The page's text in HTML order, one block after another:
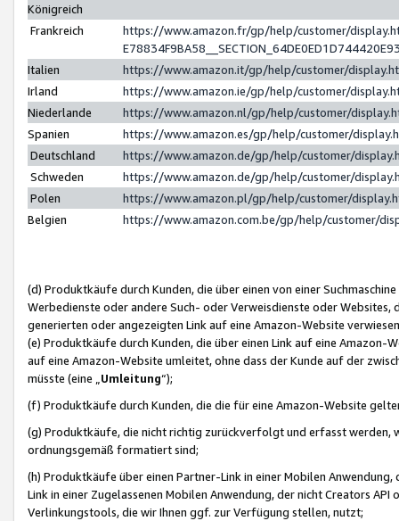
Königreich
Frankreich
https://www.amazon.fr/gp/help/customer/
Italien
https://www.amazon.it/gp/help/customer/
Irland
https://www.amazon.ie/gp/help/customer/
Niederlande
https://www.amazon.nl/gp/help/customer/
Spanien
https://www.amazon.es/gp/help/customer/
Deutschland
https://www.amazon.de/gp/help/customer/
Schweden
https://www.amazon.de/gp/help/customer/
Polen
https://www.amazon.pl/gp/help/customer/
Belgien
https://www.amazon.com.be/gp/help/customer/
(d) Produktkäufe durch Kunden, die über einen von einer
Werbedienste oder andere Such- oder Verweisdienste oder Websites,
generierten oder angezeigten Link auf eine Amazon-Website
(e) Produktkäufe durch Kunden, die über einen Link auf eine
auf eine Amazon-Website umleitet, ohne dass der Kunde auf der
müsste (eine „ Umleitung“);
(f) Produktkäufe durch Kunden, die die für eine Amazon-Website
(g) Produktkäufe, die nicht richtig zurückverfolgt und erfasst werden,
ordnungsgemäß formatiert sind;
(h) Produktkäufe über einen Partner-Link in einer Mobilen
Link in einer Zugelassenen Mobilen Anwendung, der nicht Creators
Verlinkungstools, die wir Ihnen ggf. zur Verfügung stellen, nutzt;